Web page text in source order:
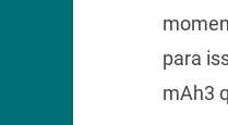
para
mAh3